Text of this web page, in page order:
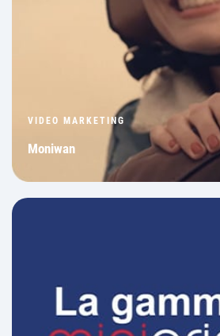
VIDEO MARKETING
Moniwan